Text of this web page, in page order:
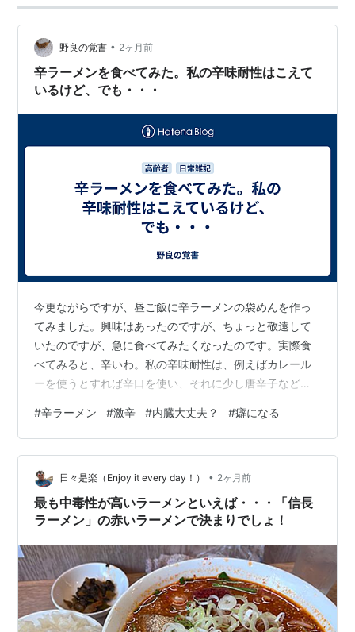
野良の覚書 • 2ヶ月前
辛ラーメンを食べてみた。私の辛味耐性はこえて
いるけど、でも・・・
今更ながらですが、昼ご飯に辛ラーメンの袋めんを作っ
てみました。興味はあったのですが、ちょっと敬遠して
いたのですが、急に食べてみたくなったのです。実際食
べてみると、辛いわ。私の辛味耐性は、例えばカレール
ーを使うとすれば辛口を使い、それに少し唐辛子などを
ではないと思います。でも、一口目から「辛」くて唇が
ヒリヒリしました。ただ、辛いだけじゃなくて旨味もあ
るので何とか完食しました。私の辛味耐性の限界は超え
ていました。私向きの食べ物ではないなと思うものの、
少したった今、なぜかまた食べてもいいなと思っている
自分もいます。そこでふと思ったのは、テレビで見た
#辛ラーメン #激辛 #内臓大丈夫？ #癖になる
日々是楽（Enjoy it every day！） • 2ヶ月前
最も中毒性が高いラーメンといえば・・・「信長
ラーメン」の赤いラーメンで決まりでしょ！